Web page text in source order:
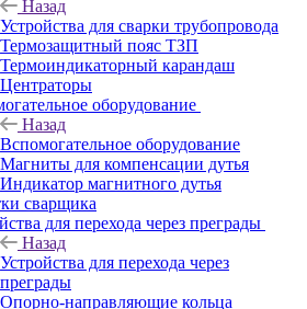
Назад
Устройства для сварки трубопровода
Термозащитный пояс ТЗП
Термоиндикаторный карандаш
Центраторы
оборудование
Назад
Вспомогательное оборудование
Магниты для компенсации дутья
Индикатор магнитного дутья
сварщика
для перехода через преграды
Назад
Устройства для перехода через
преграды
Опорно-направляющие кольца